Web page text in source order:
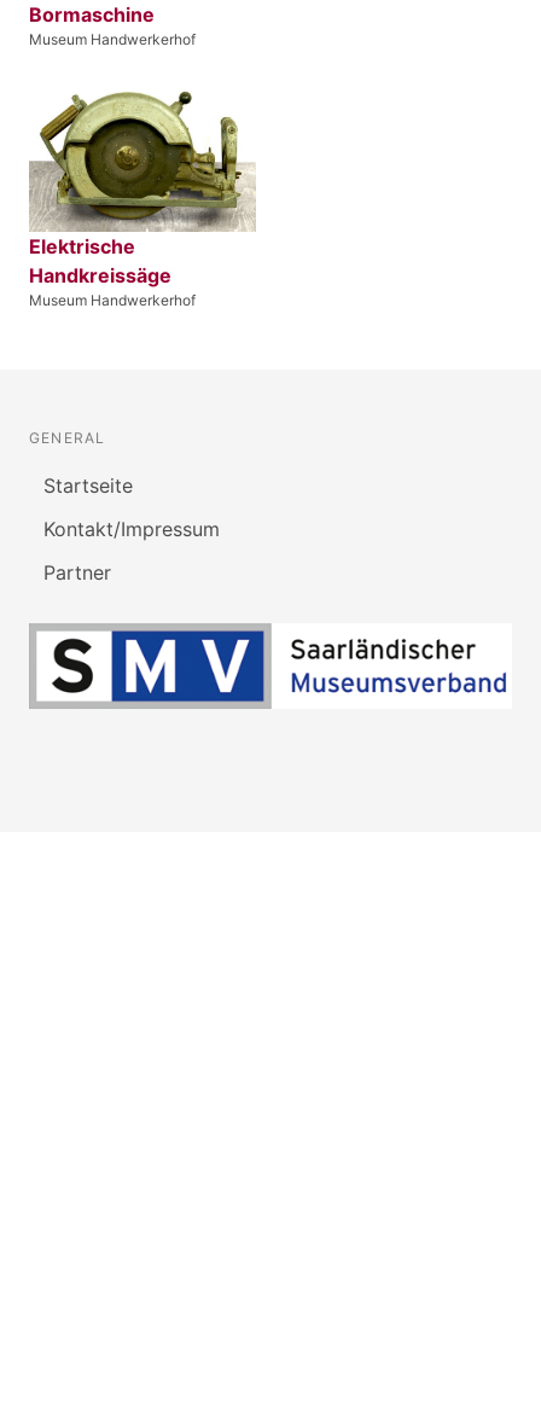
Bormaschine
Museum Handwerkerhof
Elektrische
Handkreissäge
Museum Handwerkerhof
GENERAL
Startseite
Kontakt/Impressum
Partner